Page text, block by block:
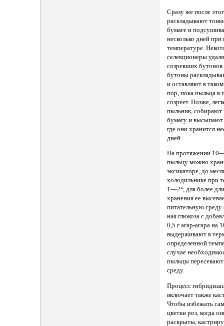
Сразу же после
раскладывают
бумаге и
несколько дней при
температуре.
селекционеры
созревших бутонов
бутоны
и оставляют в
пор, пока пыльца в
созреет. Позже,
пыльник, собирают
бумагу и высыпают
где они хранится
дней.
На протяжении
пыльцу можно
эксикаторе, до
холодильнике при
1—2°, для более
хранения ее
питательную
ная глюкоза с
0,5 г агар-агара на
выдерживают в
определенной
случае
пыльцы
среду.
Процесс
включает также
Чтобы избежать
цветки роз, когда
раскрыты,